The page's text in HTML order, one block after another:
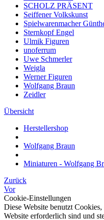
SCHOLZ PRÄSENT
Seiffener Volkskunst
Spielwarenmacher
Sternkopf Engel
Ulmik Figuren
unoferrum
Uwe Schmerler
Weigla
Werner Figuren
Wolfgang Braun
Zeidler
Übersicht
Herstellershop
Wolfgang Braun
Miniaturen - Wolfgang
Zurück
Vor
Cookie-Einstellungen
Diese Website benutzt
Website erforderlich sind und